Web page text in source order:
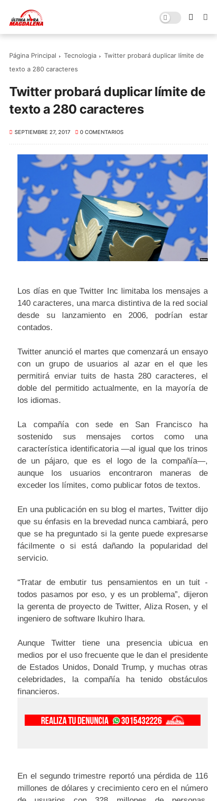
Página Principal Tecnologia
Twitter probará duplicar límite de
texto a 280 caracteres
Twitter probará duplicar límite de
texto a 280 caracteres
SEPTIEMBRE 27, 2017 0 COMENTARIOS
Los días en que Twitter Inc limitaba los mensajes a
140 caracteres, una marca distintiva de la red social
desde su lanzamiento en 2006, podrían estar
contados.
Twitter anunció el martes que comenzará un ensayo
con un grupo de usuarios al azar en el que les
permitirá enviar tuits de hasta 280 caracteres, el
doble del permitido actualmente, en la mayoría de
los idiomas.
La compañía con sede en San Francisco ha
sostenido sus mensajes cortos como una
característica identificatoria —al igual que los trinos
de un pájaro, que es el logo de la compañía—,
aunque los usuarios encontraron maneras de
exceder los límites, como publicar fotos de textos.
En una publicación en su blog el martes, Twitter dijo
que su énfasis en la brevedad nunca cambiará, pero
que se ha preguntado si la gente puede expresarse
fácilmente o si está dañando la popularidad del
servicio.
“Tratar de embutir tus pensamientos en un tuit -
todos pasamos por eso, y es un problema”, dijeron
la gerenta de proyecto de Twitter, Aliza Rosen, y el
ingeniero de software Ikuhiro Ihara.
Aunque Twitter tiene una presencia ubicua en
medios por el uso frecuente que le dan el presidente
de Estados Unidos, Donald Trump, y muchas otras
celebridades, la compañía ha tenido obstáculos
financieros.
En el segundo trimestre reportó una pérdida de 116
millones de dólares y crecimiento cero en el número